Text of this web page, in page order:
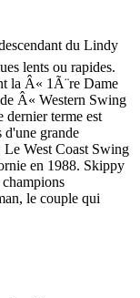
du Lindy
lents ou rapides.
la Â« 1Ã¨re Dame
Â« Western Swing
terme est
grande
West Coast Swing
en 1988. Skippy
le couple qui